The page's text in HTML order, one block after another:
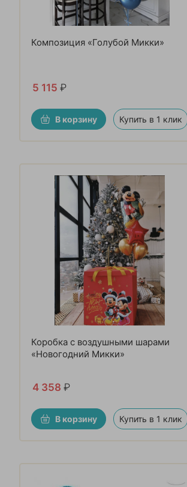
Композиция «Голубой Микки»
5 115 ₽
В корзину Купить в 1 клик
Коробка с воздушными шарами
«Новогодний Микки»
4 358 ₽
В корзину Купить в 1 клик